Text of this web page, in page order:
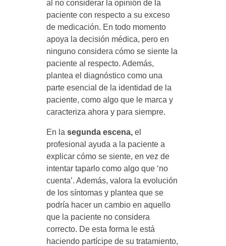
al no considerar la opinión de la
paciente con respecto a su exceso
de medicación. En todo momento
apoya la decisión médica, pero en
ninguno considera cómo se siente la
paciente al respecto. Además,
plantea el diagnóstico como una
parte esencial de la identidad de la
paciente, como algo que le marca y
caracteriza ahora y para siempre.
En la segunda escena,el
profesional ayuda a la paciente a
explicar cómo se siente, en vez de
intentar taparlo como algo que ‘no
cuenta’. Además, valora la evolución
de los síntomas y plantea que se
podría hacer un cambio en aquello
que la paciente no considera
correcto. De esta forma le está
haciendo partícipe de su tratamiento,